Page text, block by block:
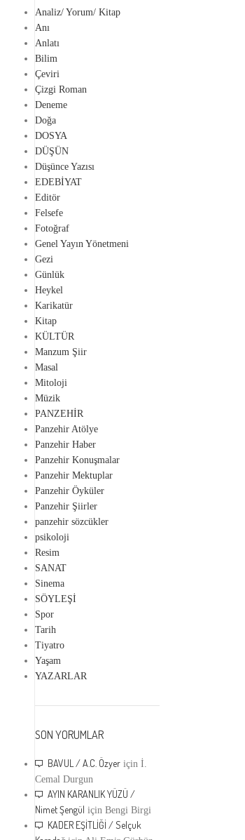
Analiz/ Yorum/ Kitap
Anı
Anlatı
Bilim
Çeviri
Çizgi Roman
Deneme
Doğa
DOSYA
DÜŞÜN
Düşünce Yazısı
EDEBİYAT
Editör
Felsefe
Fotoğraf
Genel Yayın Yönetmeni
Gezi
Günlük
Heykel
Karikatür
Kitap
KÜLTÜR
Manzum Şiir
Masal
Mitoloji
Müzik
PANZEHİR
Panzehir Atölye
Panzehir Haber
Panzehir Konuşmalar
Panzehir Mektuplar
Panzehir Öyküler
Panzehir Şiirler
panzehir sözcükler
psikoloji
Resim
SANAT
Sinema
SÖYLEŞİ
Spor
Tarih
Tiyatro
Yaşam
YAZARLAR
SON YORUMLAR
BAVUL / A.C. Özyer içinİ.
Cemal Durgun
AYIN KARANLIK YÜZÜ /
Nimet Şengül içinBengi Birgi
KADER EŞİTLİĞİ / Selçuk